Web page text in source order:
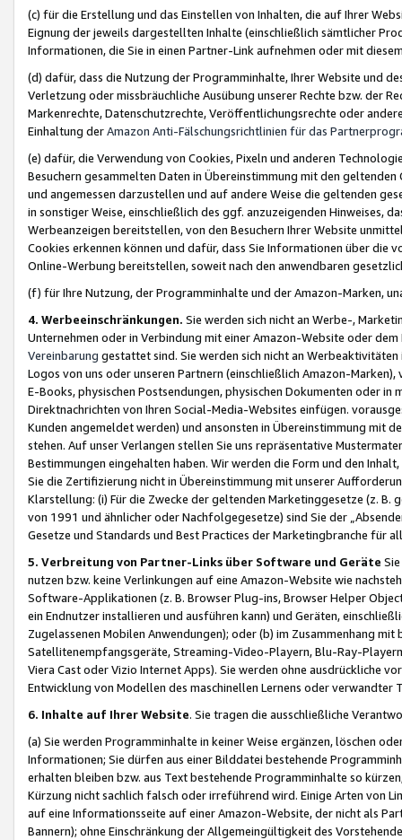
(c) für die Erstellung und das Einstellen von Inhalten, die auf Ihrer
Eignung der jeweils dargestellten Inhalte (einschließlich sämtlicher
Informationen, die Sie in einen Partner-Link aufnehmen oder mit
(d) dafür, dass die Nutzung der Programminhalte, Ihrer Website und
Verletzung oder missbräuchliche Ausübung unserer Rechte bzw. der
Markenrechte, Datenschutzrechte, Veröffentlichungsrechte oder
Einhaltung derAmazon Anti-Fälschungsrichtlinien für das
(e) dafür, die Verwendung von Cookies, Pixeln und anderen
Besuchern gesammelten Daten in Übereinstimmung mit den
und angemessen darzustellen und auf andere Weise die geltenden
in sonstiger Weise, einschließlich des ggf. anzuzeigenden Hinweises,
Werbeanzeigen bereitstellen, von den Besuchern Ihrer Website
Cookies erkennen können und dafür, dass Sie Informationen über die
Online-Werbung bereitstellen, soweit nach den anwendbaren
(f) für Ihre Nutzung, der Programminhalte und der Amazon-Marken,
4. Werbeeinschränkungen. Sie werden sich nicht an Werbe-,
Unternehmen oder in Verbindung mit einer Amazon-Website oder
Vereinbarung gestattet sind. Sie werden sich nicht an
Logos von uns oder unseren Partnern (einschließlich Amazon-
E-Books, physischen Postsendungen, physischen Dokumenten oder in
Direktnachrichten von Ihren Social-Media-Websites einfügen.
Kunden angemeldet werden) und ansonsten in Übereinstimmung mit
stehen. Auf unser Verlangen stellen Sie uns repräsentative
Bestimmungen eingehalten haben. Wir werden die Form und den
Sie die Zertifizierung nicht in Übereinstimmung mit unserer
Klarstellung: (i) Für die Zwecke der geltenden Marketinggesetze (z. B.
von 1991 und ähnlicher oder Nachfolgegesetze) sind Sie der
Gesetze und Standards und Best Practices der Marketingbranche für
5. Verbreitung von Partner-Links über Software und Geräte
nutzen bzw. keine Verlinkungen auf eine Amazon-Website wie
Software-Applikationen (z. B. Browser Plug-ins, Browser Helper
ein Endnutzer installieren und ausführen kann) und Geräten,
Zugelassenen Mobilen Anwendungen); oder (b) im Zusammenhang
Satellitenempfangsgeräte, Streaming-Video-Playern, Blu-Ray-
Viera Cast oder Vizio Internet Apps). Sie werden ohne ausdrückliche
Entwicklung von Modellen des maschinellen Lernens oder
6. Inhalte auf Ihrer Website. Sie tragen die ausschließliche
(a) Sie werden Programminhalte in keiner Weise ergänzen, löschen
Informationen; Sie dürfen aus einer Bilddatei bestehende
erhalten bleiben bzw. aus Text bestehende Programminhalte so
Kürzung nicht sachlich falsch oder irreführend wird. Einige Arten von
auf eine Informationsseite auf einer Amazon-Website, der nicht als
Bannern); ohne Einschränkung der Allgemeingültigkeit des